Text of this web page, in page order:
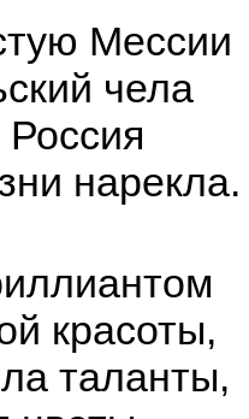
Мессии
чела
нарекла.
красоты,
таланты,